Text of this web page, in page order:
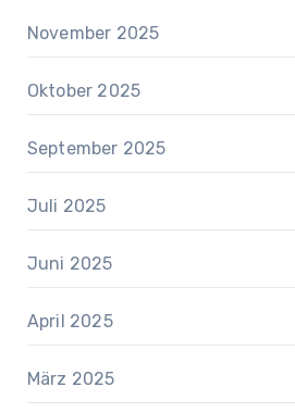
November 2025
Oktober 2025
September 2025
Juli 2025
Juni 2025
April 2025
März 2025